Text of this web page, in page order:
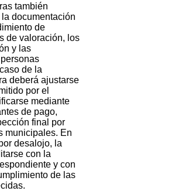
también
documentación
de
de valoración, los
y las
de la
deberá ajustarse
por el
mediante
de pago,
final por
municipales. En
desalojo, la
con la
y con
de las